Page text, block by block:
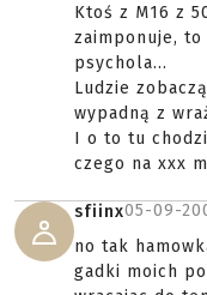
Ktoś z M16 z
zaimponuje, to
psychola...
Ludzie
wypadną z
I o to tu
czego na xxx
sfiinx05-09-
no tak
gadki moich